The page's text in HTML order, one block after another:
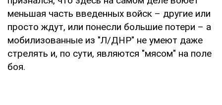
меньшая часть введенных войск – другие или
просто ждут, или понесли большие потери – а
мобилизованные из "Л/ДНР" не умеют даже
стрелять и, по сути, являются "мясом" на поле
боя.